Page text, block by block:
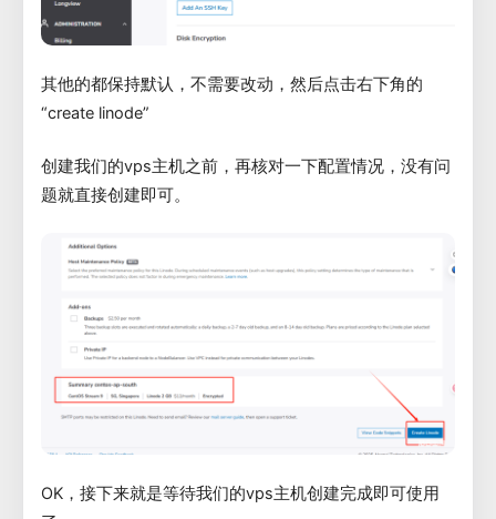
其他的都保持默认，不需要改动，然后点击右下角的
“create linode”
创建我们的vps主机之前，再核对一下配置情况，没有问
题就直接创建即可。
OK，接下来就是等待我们的vps主机创建完成即可使用